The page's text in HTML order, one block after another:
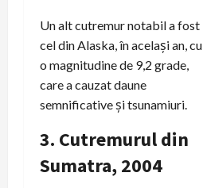
Un alt cutremur notabil a fost
cel din Alaska, în același an, cu
o magnitudine de 9,2 grade,
care a cauzat daune
semnificative și tsunamiuri.
3. Cutremurul din
Sumatra, 2004